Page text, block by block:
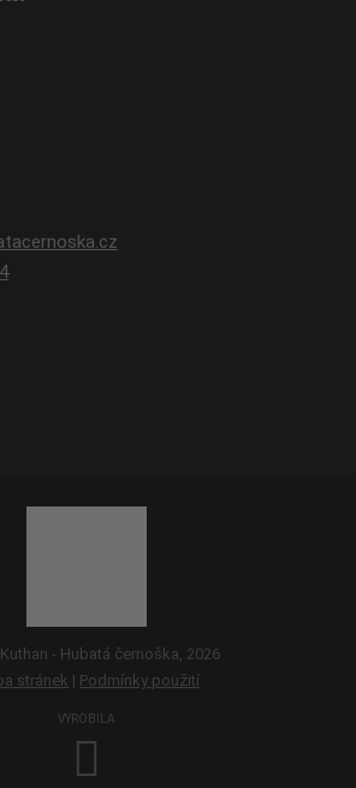
- Hubatá černoška, 2026
stránek | Podmínky použití
VYROBILA